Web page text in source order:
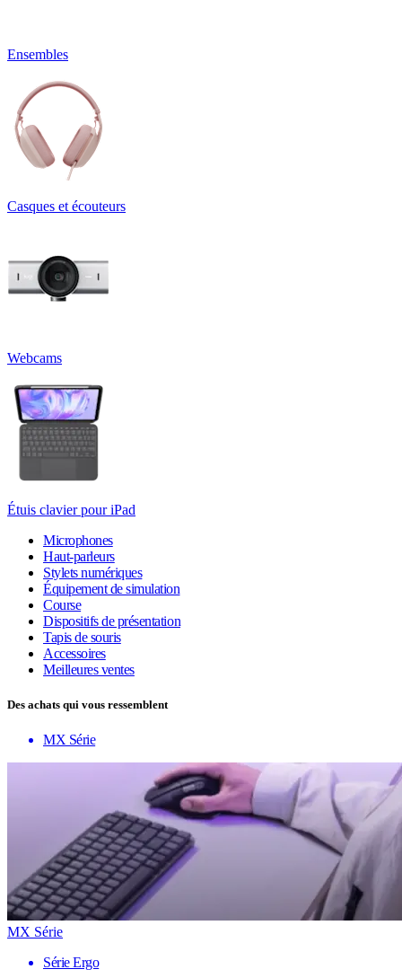
Ensembles
Casques et écouteurs
Webcams
Étuis clavier pour iPad
Microphones
Haut-parleurs
Stylets numériques
Équipement de simulation
Course
Dispositifs de présentation
Tapis de souris
Accessoires
Meilleures ventes
Des achats qui vous ressemblent
MX Série
MX Série
Série Ergo